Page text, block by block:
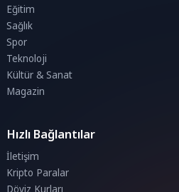
Eğitim
Sağlık
Spor
Teknoloji
Kültür & Sanat
Magazin
Hızlı Bağlantılar
İletişim
Kripto Paralar
Döviz Kurları